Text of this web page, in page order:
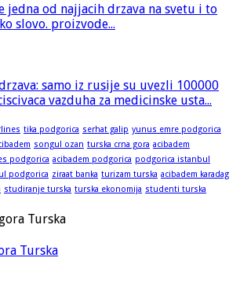
jedna od najjacih drzava na svetu i to
slovo. proizvode...
samo iz rusije su uvezli 100000
vazduha za medicinske usta...
tika podgorica serhat galip yunus emre podgorica
songul ozan turska crna gora acibadem
podgorica acibadem podgorica podgorica istanbul
podgorica ziraat banka turizam turska acibadem karadag
studiranje turska turska ekonomija studenti turska